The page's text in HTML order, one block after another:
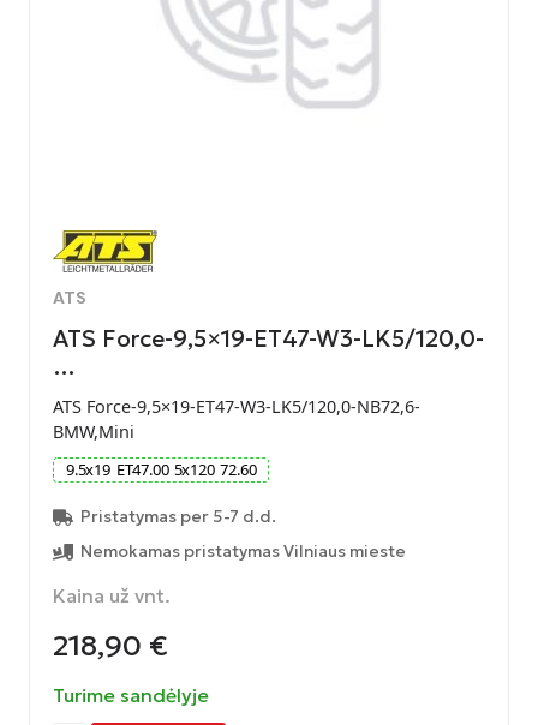
ATS
ATS Force-9,5×19-ET47-W3-LK5/120,0-
…
ATS Force-9,5×19-ET47-W3-LK5/120,0-NB72,6-
BMW,Mini
9.5x19 ET47.00 5x120 72.60
Pristatymas per 5-7 d.d.
Nemokamas pristatymas Vilniaus mieste
Kaina už vnt.
218,90 €
Turime sandėlyje